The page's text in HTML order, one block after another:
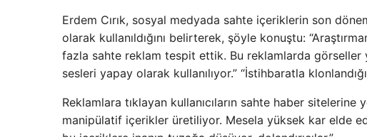
Erdem Cırık, sosyal medyada sahte içeriklerin son
olarak kullanıldığını belirterek, şöyle konuştu:
fazla sahte reklam tespit ettik. Bu reklamlarda görseller
sesleri yapay olarak kullanılıyor.” “İstihbaratla
Reklamlara tıklayan kullanıcıların sahte haber
manipülatif içerikler üretiliyor. Mesela yüksek kar elde